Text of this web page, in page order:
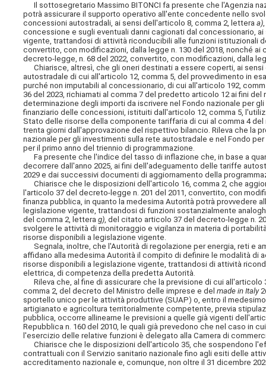
Il sottosegretario Massimo BITONCI fa presente che l'Agenzia
potrà assicurare il supporto operativo all'ente concedente nello
concessioni autostradali, ai sensi dell'articolo 8, comma 2, letteraa)
concessione e sugli eventuali danni cagionati dal concessionario,
vigente, trattandosi di attività riconducibili alle funzioni istituzionali
convertito, con modificazioni, dalla legge n. 130 del 2018, nonché
decreto-legge, n. 68 del 2022, convertito, con modificazioni, dalla
Chiarisce, altresì, che gli oneri destinati a essere coperti, ai sensi
autostradale di cui all'articolo 12, comma 5, del provvedimento in
purché non imputabili al concessionario, di cui all'articolo 192,
36 del 2023, richiamati al comma 7 del predetto articolo 12 ai fini
determinazione degli importi da iscrivere nel Fondo nazionale per
finanziario delle concessioni, istituiti dall'articolo 12, comma 5,
Stato delle risorse della componente tariffaria di cui al comma 4
trenta giorni dall'approvazione del rispettivo bilancio. Rileva che la
nazionale per gli investimenti sulla rete autostradale e nel Fondo
per il primo anno del triennio di programmazione.
Fa presente che l'indice del tasso di inflazione che, in base a
decorrere dall'anno 2025, ai fini dell'adeguamento delle tariffe
2029 e dai successivi documenti di aggiornamento della
Chiarisce che le disposizioni dell'articolo 16, comma 2, che
l'articolo 37 del decreto-legge n. 201 del 2011, convertito, con
finanza pubblica, in quanto la medesima Autorità potrà
legislazione vigente, trattandosi di funzioni sostanzialmente
del comma 2, letterag), del citato articolo 37 del decreto-legge n.
svolgere le attività di monitoraggio e vigilanza in materia di
risorse disponibili a legislazione vigente.
Segnala, inoltre, che l'Autorità di regolazione per energia, reti e
affidano alla medesima Autorità il compito di definire le modalità
risorse disponibili a legislazione vigente, trattandosi di attività
elettrica, di competenza della predetta Autorità.
Rileva che, al fine di assicurare che la previsione di cui
comma 2, del decreto del Ministro delle imprese e delmade in Italy
sportello unico per le attività produttive (SUAP) o, entro il
artigianato e agricoltura territorialmente competente, previa
pubblica, occorre allinearne le previsioni a quelle già vigenti
Repubblica n. 160 del 2010, le quali già prevedono che nel caso in
l'esercizio delle relative funzioni è delegato alla Camera di
Chiarisce che le disposizioni dell'articolo 35, che sospendono
contrattuali con il Servizio sanitario nazionale fino agli esiti delle
accreditamento nazionale e, comunque, non oltre il 31 dicembre